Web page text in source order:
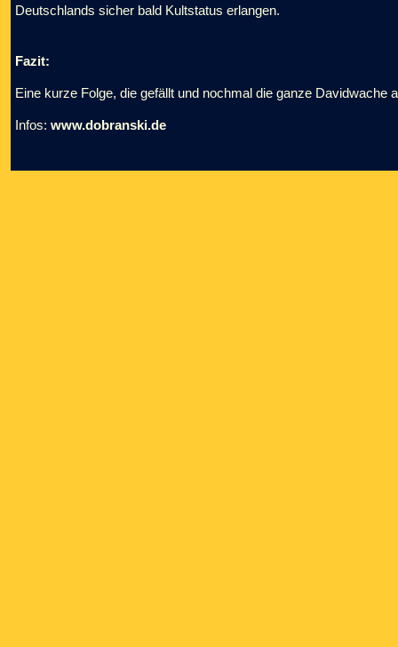
Deutschlands sicher bald Kultstatus erlangen.
Fazit:
Eine kurze Folge, die gefällt und nochmal die ganze Davidwache
Infos: www.dobranski.de